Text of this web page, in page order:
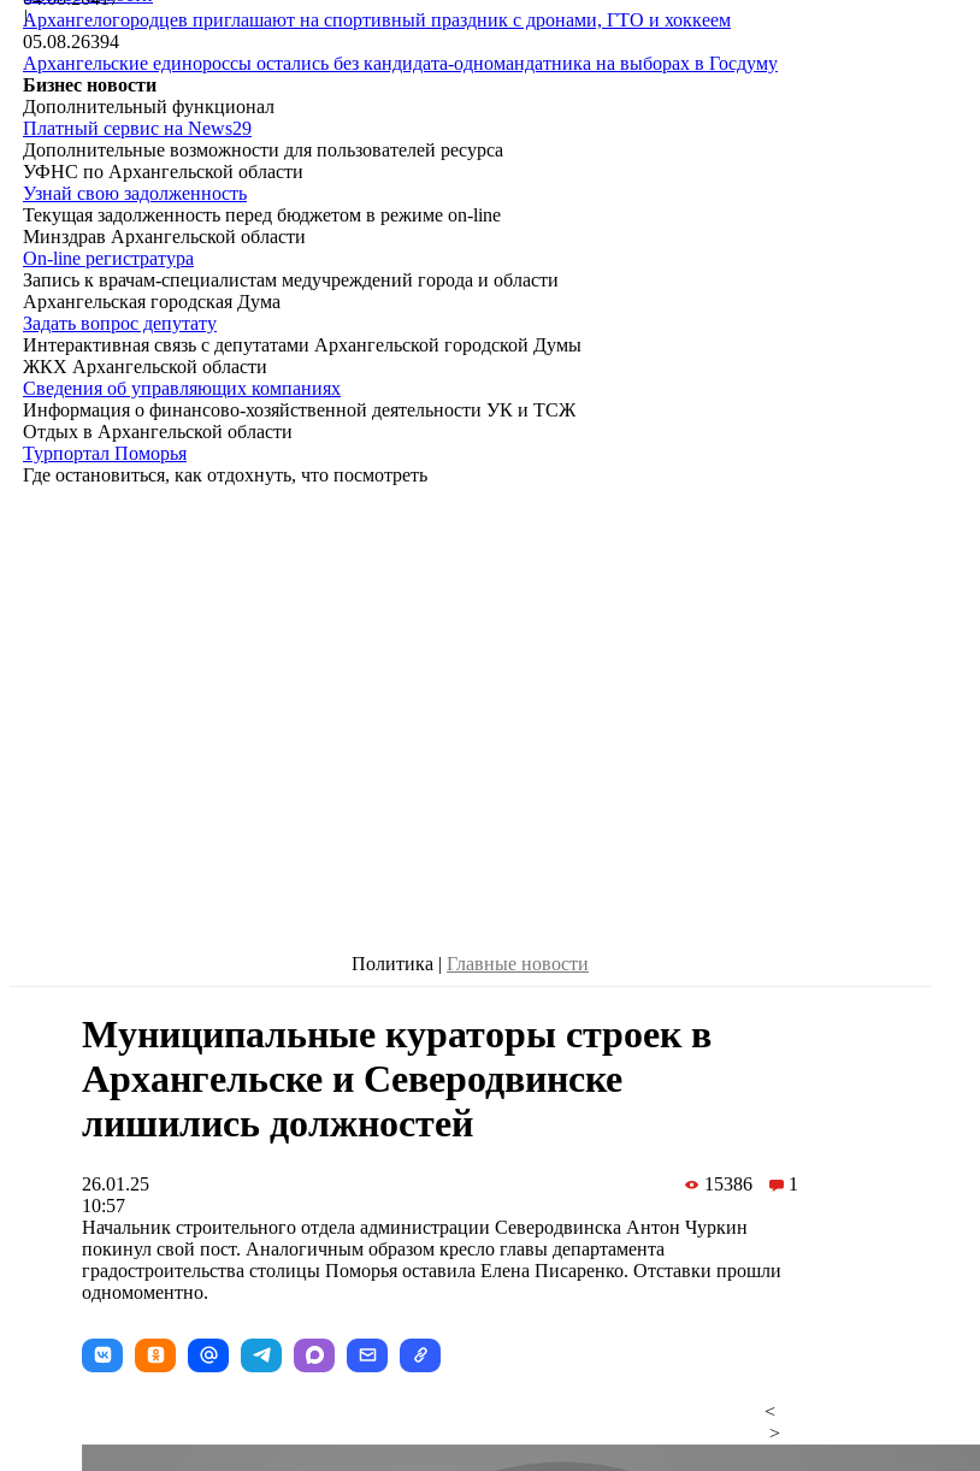
|Архангелогородцев приглашают на спортивный праздник с дронами, ГТО и хоккеем
05.08.26394
Архангельские единороссы остались без кандидата-одномандатника на выборах в Госдуму
Бизнес новости
Дополнительный функционал
Платный сервис на News29
Дополнительные возможности для пользователей ресурса
УФНС по Архангельской области
Узнай свою задолженность
Текущая задолженность перед бюджетом в режиме on-line
Минздрав Архангельской области
On-line регистратура
Запись к врачам-специалистам медучреждений города и области
Архангельская городская Дума
Задать вопрос депутату
Интерактивная связь с депутатами Архангельской городской Думы
ЖКХ Архангельской области
Сведения об управляющих компаниях
Информация о финансово-хозяйственной деятельности УК и ТСЖ
Отдых в Архангельской области
Турпортал Поморья
Где остановиться, как отдохнуть, что посмотреть
Политика | Главные новости
Муниципальные кураторы строек в
Архангельске и Северодвинске
лишились должностей
26.01.25
10:57
15386 1
Начальник строительного отдела администрации Северодвинска Антон Чуркин
покинул свой пост. Аналогичным образом кресло главы департамента
градостроительства столицы Поморья оставила Елена Писаренко. Отставки прошли
одномоментно.
<
>